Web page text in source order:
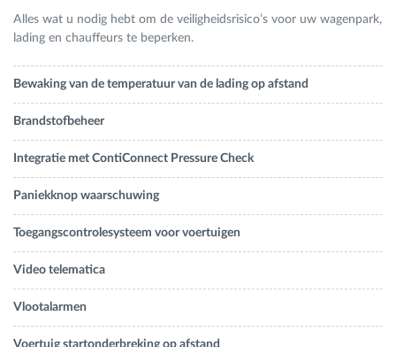
Alles wat u nodig hebt om de veiligheidsrisico’s voor uw wagenpark,
lading en chauffeurs te beperken.
Bewaking van de temperatuur van de lading op afstand
Brandstofbeheer
Integratie met ContiConnect Pressure Check
Paniekknop waarschuwing
Toegangscontrolesysteem voor voertuigen
Video telematica
Vlootalarmen
Voertuig startonderbreking op afstand